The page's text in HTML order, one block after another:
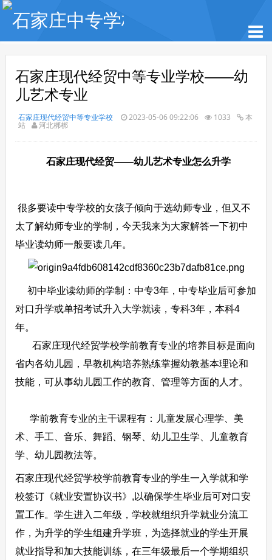
石家庄现代经贸中等专业学校——幼
儿艺术专业
石家庄现代经贸中等专业学校 2023-05-06 09:22:06 1033 本
站 河北梆梆
石家庄现代经贸——幼儿艺术专业怎么升学
很多要读中专学校的女孩子倾向于选幼师专业，但又不
太了解幼师专业的学制，今天我来为大家解答一下初中
毕业读幼师一般要读几年。
初中毕业读幼师的学制：中专3年，中专毕业后可参加
对口升学或单招考试升入大学就读，专科3年，本科4
年。
石家庄现代经贸学校学前教育专业的培养目标是面向
省内各幼儿园，早教机构培养熟练掌握幼教基本理论和
技能，可从事幼儿园工作的教育、管理等方面的人才。
学前教育专业的主干课程有：儿童发展心理学、美
术、手工、音乐、舞蹈、钢琴、幼儿卫生学、儿童教育
学、幼儿园教法等。
石家庄现代经贸学校学前教育专业的学生一入学就和学
校签订《就业安置协议书》,以确保学生毕业后可对口安
置工作。学生进入二年级，学校就组织升学就业分流工
作，为升学的学生组建升学班，为选择就业的学生开展
就业指导和加大技能训练，在三年级最后一个学期组织